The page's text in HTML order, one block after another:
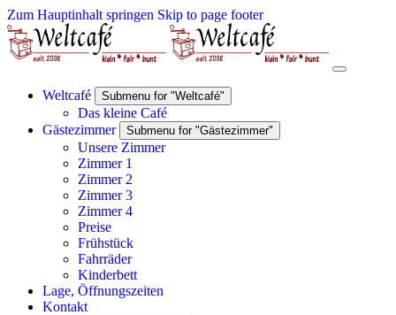
Zum Hauptinhalt springen Skip to page footer
Weltcafé Submenu for "Weltcafé"
Das kleine Café
Gästezimmer
Submenu for "Gästezimmer"
Unsere Zimmer
Zimmer 1
Zimmer 2
Zimmer 3
Zimmer 4
Preise
Frühstück
Fahrräder
Kinderbett
Lage, Öffnungszeiten
Kontakt